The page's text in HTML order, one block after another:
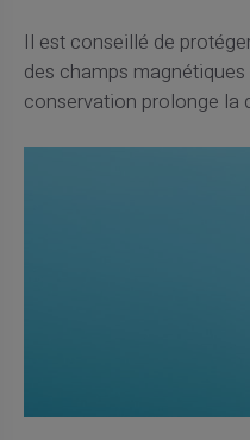
Il est conseillé de
des champs
conservation prolonge la